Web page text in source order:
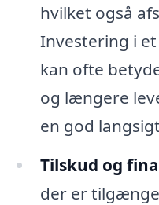
hvilket også
Investering i
kan ofte
og længere
en god
Tilskud og
der er